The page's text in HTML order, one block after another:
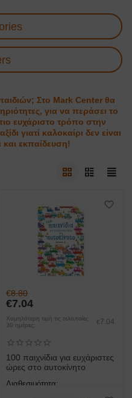
Στο Mark Center θα
για να περάσει το
ευχάριστο τρόπο στην
γιατί καλοκαίρι δεν είναι
και εκπαίδευση!
€8.80
€7.04
Χαμηλότερη τιμή τις τελευταίες
30 ημέρες:
€ 7.04
100 παιχνίδια για ευχάριστες
ώρες στο αυτοκίνητο
Διαθεσιμότητα: